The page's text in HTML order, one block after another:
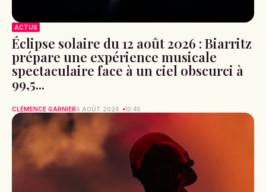
ACTUS
Éclipse solaire du 12 août 2026 : Biarritz
prépare une expérience musicale
spectaculaire face à un ciel obscurci à
99,5...
CLÉMENCE GARNIER6 AOÛT 2026 10:45